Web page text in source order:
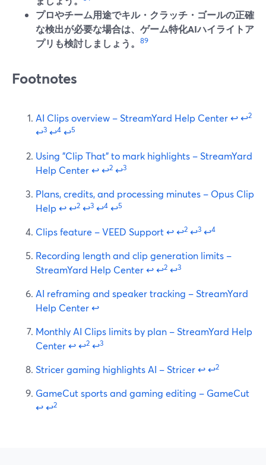
プロやチーム用途でキル・クラッチ・ゴールの正確
な検出が必要な場合は、ゲーム特化AIハイライトア
プリも検討しましょう。
89
Footnotes
AI Clips overview – StreamYard Help Center↩↩2
↩3 ↩4 ↩5
Using "Clip That" to mark highlights – StreamYard
Help Center↩↩2 ↩3
Plans, credits, and processing minutes – Opus Clip
Help ↩↩2 ↩3 ↩4 ↩5
Clips feature – VEED Support↩↩2 ↩3 ↩4
Recording length and clip generation limits –
StreamYard Help Center↩↩2 ↩3
AI reframing and speaker tracking – StreamYard
Help Center↩
Monthly AI Clips limits by plan – StreamYard Help
Center↩↩2 ↩3
Stricer gaming highlights AI – Stricer↩↩2
GameCut sports and gaming editing – GameCut
↩↩2